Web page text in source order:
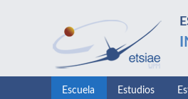
Escuela Estudios